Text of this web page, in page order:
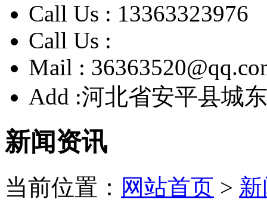
Call Us : 13363323976
Call Us :
Mail :
Add :河北省安平县城
新闻资讯
当前位置： 网站首页 >